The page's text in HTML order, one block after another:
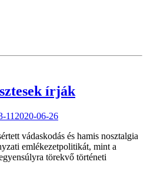
írják
11 2020-06-26
vádaskodás és hamis nosztalgia
emlékezetpolitikát, mint a
törekvő történeti